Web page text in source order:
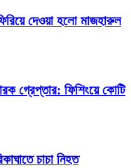
দেওয়া হলো মাজহারুল
গ্রেপ্তার: ফিশিংয়ে কোটি
চাচা নিহত